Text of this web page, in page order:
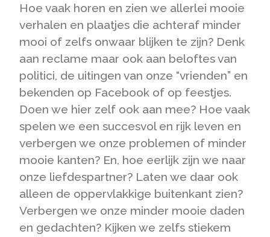
Hoe vaak horen en zien we allerlei mooie
verhalen en plaatjes die achteraf minder
mooi of zelfs onwaar blijken te zijn? Denk
aan reclame maar ook aan beloftes van
politici, de uitingen van onze “vrienden” en
bekenden op Facebook of op feestjes.
Doen we hier zelf ook aan mee? Hoe vaak
spelen we een succesvol en rijk leven en
verbergen we onze problemen of minder
mooie kanten? En, hoe eerlijk zijn we naar
onze liefdespartner? Laten we daar ook
alleen de oppervlakkige buitenkant zien?
Verbergen we onze minder mooie daden
en gedachten? Kijken we zelfs stiekem